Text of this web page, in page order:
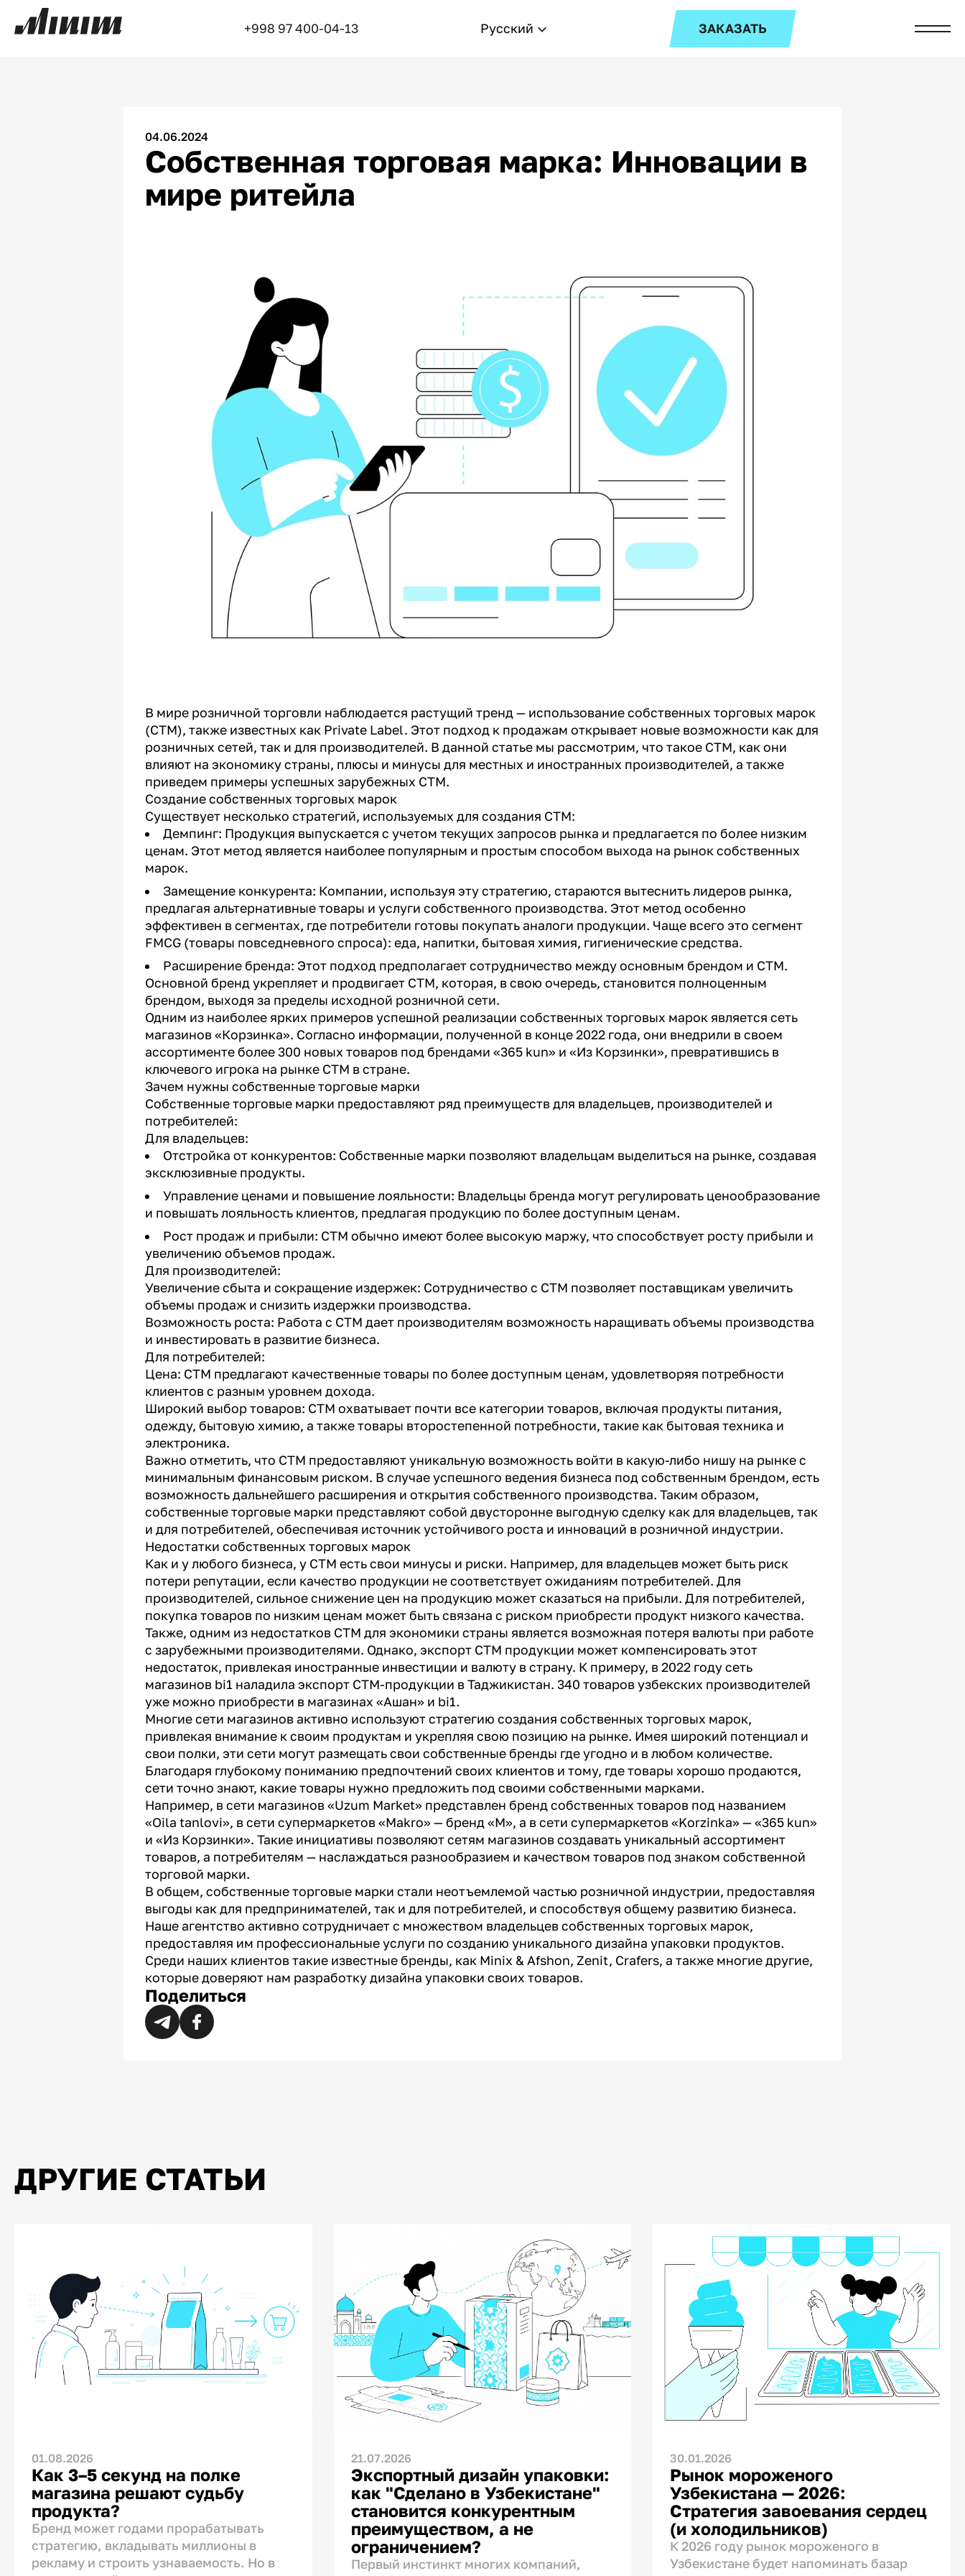
+998 97 400-04-13 Русский ЗАКАЗАТЬ
04.06.2024
Собственная торговая марка: Инновации в
мире ритейла
В мире розничной торговли наблюдается растущий тренд — использование собственных торговых марок
(СТМ), также известных как Private Label. Этот подход к продажам открывает новые возможности как для
розничных сетей, так и для производителей. В данной статье мы рассмотрим, что такое СТМ, как они
влияют на экономику страны, плюсы и минусы для местных и иностранных производителей, а также
приведем примеры успешных зарубежных СТМ.
Создание собственных торговых марок
Существует несколько стратегий, используемых для создания СТМ:
Демпинг: Продукция выпускается с учетом текущих запросов рынка и предлагается по более низким
ценам. Этот метод является наиболее популярным и простым способом выхода на рынок собственных
марок.
Замещение конкурента: Компании, используя эту стратегию, стараются вытеснить лидеров рынка,
предлагая альтернативные товары и услуги собственного производства. Этот метод особенно
эффективен в сегментах, где потребители готовы покупать аналоги продукции. Чаще всего это сегмент
FMCG (товары повседневного спроса): еда, напитки, бытовая химия, гигиенические средства.
Расширение бренда: Этот подход предполагает сотрудничество между основным брендом и СТМ.
Основной бренд укрепляет и продвигает СТМ, которая, в свою очередь, становится полноценным
брендом, выходя за пределы исходной розничной сети.
Одним из наиболее ярких примеров успешной реализации собственных торговых марок является сеть
магазинов «Корзинка». Согласно информации, полученной в конце 2022 года, они внедрили в своем
ассортименте более 300 новых товаров под брендами «365 kun» и «Из Корзинки», превратившись в
ключевого игрока на рынке СТМ в стране.
Зачем нужны собственные торговые марки
Собственные торговые марки предоставляют ряд преимуществ для владельцев, производителей и
потребителей:
Для владельцев:
Отстройка от конкурентов: Собственные марки позволяют владельцам выделиться на рынке, создавая
эксклюзивные продукты.
Управление ценами и повышение лояльности: Владельцы бренда могут регулировать ценообразование
и повышать лояльность клиентов, предлагая продукцию по более доступным ценам.
Рост продаж и прибыли: СТМ обычно имеют более высокую маржу, что способствует росту прибыли и
увеличению объемов продаж.
Для производителей:
Увеличение сбыта и сокращение издержек: Сотрудничество с СТМ позволяет поставщикам увеличить
объемы продаж и снизить издержки производства.
Возможность роста: Работа с СТМ дает производителям возможность наращивать объемы производства
и инвестировать в развитие бизнеса.
Для потребителей:
Цена: СТМ предлагают качественные товары по более доступным ценам, удовлетворяя потребности
клиентов с разным уровнем дохода.
Широкий выбор товаров: СТМ охватывает почти все категории товаров, включая продукты питания,
одежду, бытовую химию, а также товары второстепенной потребности, такие как бытовая техника и
электроника.
Важно отметить, что СТМ предоставляют уникальную возможность войти в какую-либо нишу на рынке с
минимальным финансовым риском. В случае успешного ведения бизнеса под собственным брендом, есть
возможность дальнейшего расширения и открытия собственного производства. Таким образом,
собственные торговые марки представляют собой двусторонне выгодную сделку как для владельцев, так
и для потребителей, обеспечивая источник устойчивого роста и инноваций в розничной индустрии.
Недостатки собственных торговых марок
Как и у любого бизнеса, у СТМ есть свои минусы и риски. Например, для владельцев может быть риск
потери репутации, если качество продукции не соответствует ожиданиям потребителей. Для
производителей, сильное снижение цен на продукцию может сказаться на прибыли. Для потребителей,
покупка товаров по низким ценам может быть связана с риском приобрести продукт низкого качества.
Также, одним из недостатков СТМ для экономики страны является возможная потеря валюты при работе
с зарубежными производителями. Однако, экспорт СТМ продукции может компенсировать этот
недостаток, привлекая иностранные инвестиции и валюту в страну. К примеру, в 2022 году сеть
магазинов bi1 наладила экспорт СТМ-продукции в Таджикистан. 340 товаров узбекских производителей
уже можно приобрести в магазинах «Ашан» и bi1.
Многие сети магазинов активно используют стратегию создания собственных торговых марок,
привлекая внимание к своим продуктам и укрепляя свою позицию на рынке. Имея широкий потенциал и
свои полки, эти сети могут размещать свои собственные бренды где угодно и в любом количестве.
Благодаря глубокому пониманию предпочтений своих клиентов и тому, где товары хорошо продаются,
сети точно знают, какие товары нужно предложить под своими собственными марками.
Например, в сети магазинов «Uzum Market» представлен бренд собственных товаров под названием
«Oila tanlovi», в сети супермаркетов «Makro» — бренд «M», а в сети супермаркетов «Korzinka» — «365 kun»
и «Из Корзинки». Такие инициативы позволяют сетям магазинов создавать уникальный ассортимент
товаров, а потребителям — наслаждаться разнообразием и качеством товаров под знаком собственной
торговой марки.
В общем, собственные торговые марки стали неотъемлемой частью розничной индустрии, предоставляя
выгоды как для предпринимателей, так и для потребителей, и способствуя общему развитию бизнеса.
Наше агентство активно сотрудничает с множеством владельцев собственных торговых марок,
предоставляя им профессиональные услуги по созданию уникального дизайна упаковки продуктов.
Среди наших клиентов такие известные бренды, как Minix & Afshon, Zenit, Crafers, а также многие другие,
которые доверяют нам разработку дизайна упаковки своих товаров.
Поделиться
ДРУГИЕ СТАТЬИ
01.08.2026
Как 3–5 секунд на полке
магазина решают судьбу
продукта?
Бренд может годами прорабатывать
стратегию, вкладывать миллионы в
рекламу и строить узнаваемость. Но в
21.07.2026
Экспортный дизайн упаковки:
как "Сделано в Узбекистане"
становится конкурентным
преимуществом, а не
ограничением?
Первый инстинкт многих компаний,
30.01.2026
Рынок мороженого
Узбекистана — 2026:
Стратегия завоевания сердец
(и холодильников)
К 2026 году рынок мороженого в
Узбекистане будет напоминать базар